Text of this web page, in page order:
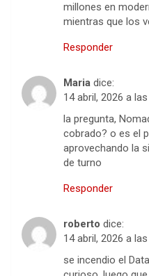
millones en
mientras que los
Responder
Maria dice:
14 abril, 2026 a
la pregunta,
cobrado? o es el
aprovechando la
de turno
Responder
roberto dice:
14 abril, 2026 a
se incendio el